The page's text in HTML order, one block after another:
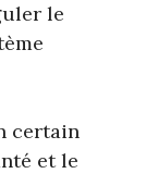
le
certain
et le